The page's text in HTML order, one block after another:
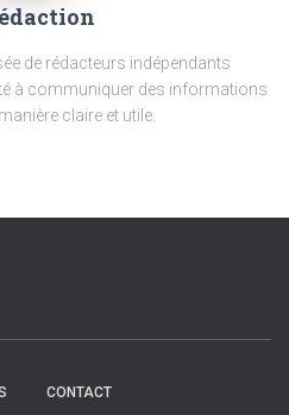
de rédacteurs indépendants
à communiquer des informations
claire et utile.
CONTACT